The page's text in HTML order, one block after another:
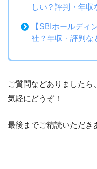
しい？評判・年収
【SBIホールディ
社？年収・評判な
ご質問などありましたら
気軽にどうぞ！
最後までご精読いただき